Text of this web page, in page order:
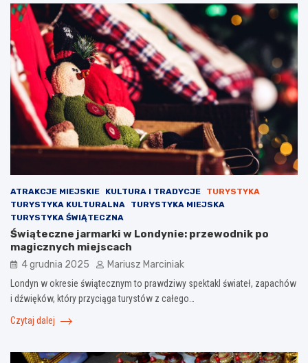
ATRAKCJE MIEJSKIE KULTURA I TRADYCJE
TURYSTYKA
TURYSTYKA KULTURALNA
TURYSTYKA MIEJSKA
TURYSTYKA ŚWIĄTECZNA
Świąteczne jarmarki w Londynie: przewodnik po
magicznych miejscach
4 grudnia 2025 Mariusz Marciniak
Londyn w okresie świątecznym to prawdziwy spektakl świateł, zapachów
i dźwięków, który przyciąga turystów z całego…
Czytaj dalej